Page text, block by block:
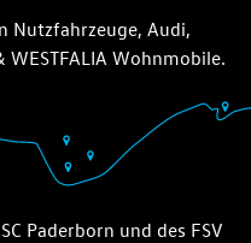
Nutzfahrzeuge, Audi,
WESTFALIA Wohnmobile.
Paderborn und des FSV